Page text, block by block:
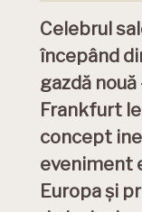
Celebrul
începând
gazdă
Frankfurt le
concept
eveniment
Europa și